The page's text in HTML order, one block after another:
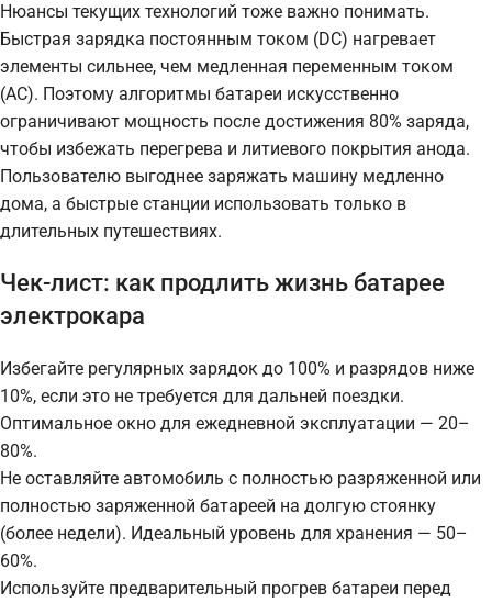
Нюансы текущих технологий тоже важно понимать.
Быстрая зарядка постоянным током (DC) нагревает
элементы сильнее, чем медленная переменным током
(AC). Поэтому алгоритмы батареи искусственно
ограничивают мощность после достижения 80% заряда,
чтобы избежать перегрева и литиевого покрытия анода.
Пользователю выгоднее заряжать машину медленно
дома, а быстрые станции использовать только в
длительных путешествиях.
Чек-лист: как продлить жизнь батарее
электрокара
Избегайте регулярных зарядок до 100% и разрядов ниже
10%, если это не требуется для дальней поездки.
Оптимальное окно для ежедневной эксплуатации — 20–
80%.
Не оставляйте автомобиль с полностью разряженной или
полностью заряженной батареей на долгую стоянку
(более недели). Идеальный уровень для хранения — 50–
60%.
Используйте предварительный прогрев батареи перед